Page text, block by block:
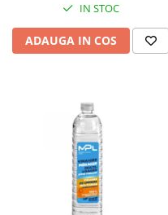
IN STOC
ADAUGA IN COS